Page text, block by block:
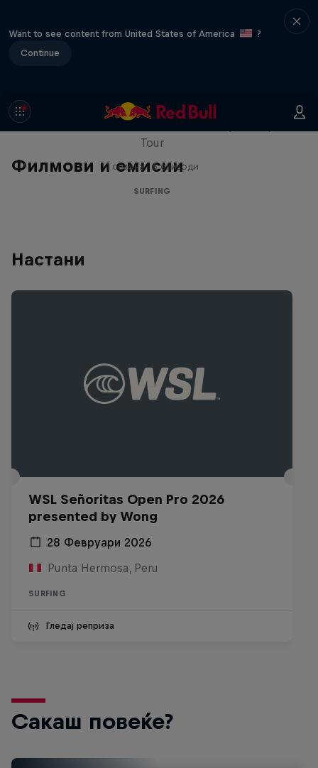
Want to see content from United States of America
?
Continue
Филмови и емисии
WSL Replay
Tour
1 сезона · 6 епизоди
SURFING
Настани
WSL Señoritas Open Pro 2026
presented by Wong
28 Февруари 2026
Punta Hermosa, Peru
SURFING
Гледај реприза
Сакаш повеќе?